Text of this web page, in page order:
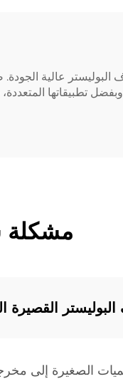
البوليستر عالية
تطبيقاتها
مشكلة
البوليستر القصيرة
الصغيرة إلى